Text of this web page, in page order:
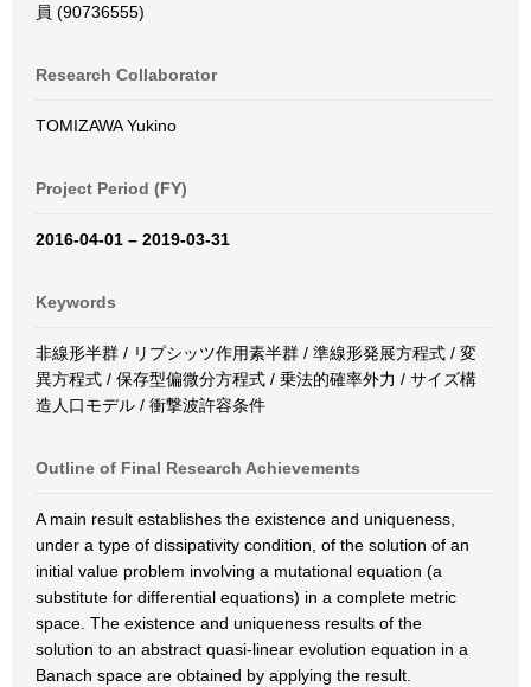
員 (90736555)
Research Collaborator
TOMIZAWA Yukino
Project Period (FY)
2016-04-01 – 2019-03-31
Keywords
非線形半群 / リプシッツ作用素半群 / 準線形発展方程式 / 変
異方程式 / 保存型偏微分方程式 / 乗法的確率外力 / サイズ構
造人口モデル / 衝撃波許容条件
Outline of Final Research Achievements
A main result establishes the existence and uniqueness,
under a type of dissipativity condition, of the solution of an
initial value problem involving a mutational equation (a
substitute for differential equations) in a complete metric
space. The existence and uniqueness results of the
solution to an abstract quasi-linear evolution equation in a
Banach space are obtained by applying the result.